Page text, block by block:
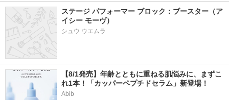
ステージ パフォーマー ブロック：ブースター（ア
イシー モーヴ）
シュウ ウエムラ
【8/1発売】年齢とともに重ねる肌悩みに、まずこ
れ1本！「カッパーペプチドセラム」新登場！
Abib